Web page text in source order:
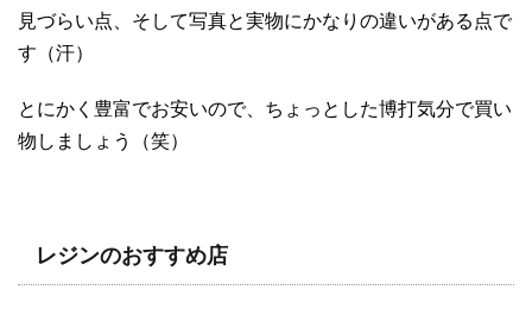
見づらい点、そして写真と実物にかなりの違いがある点で
す（汗）
とにかく豊富でお安いので、ちょっとした博打気分で買い
物しましょう（笑）
レジンのおすすめ店